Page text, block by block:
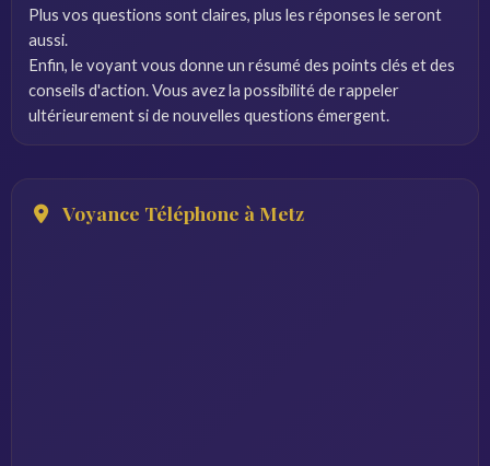
Plus vos questions sont claires, plus les réponses le seront
aussi.
Enfin, le voyant vous donne un résumé des points clés et des
conseils d'action. Vous avez la possibilité de rappeler
ultérieurement si de nouvelles questions émergent.
Voyance Téléphone à Metz